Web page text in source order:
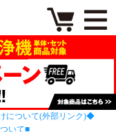
について(外部リンク)◆
いて■